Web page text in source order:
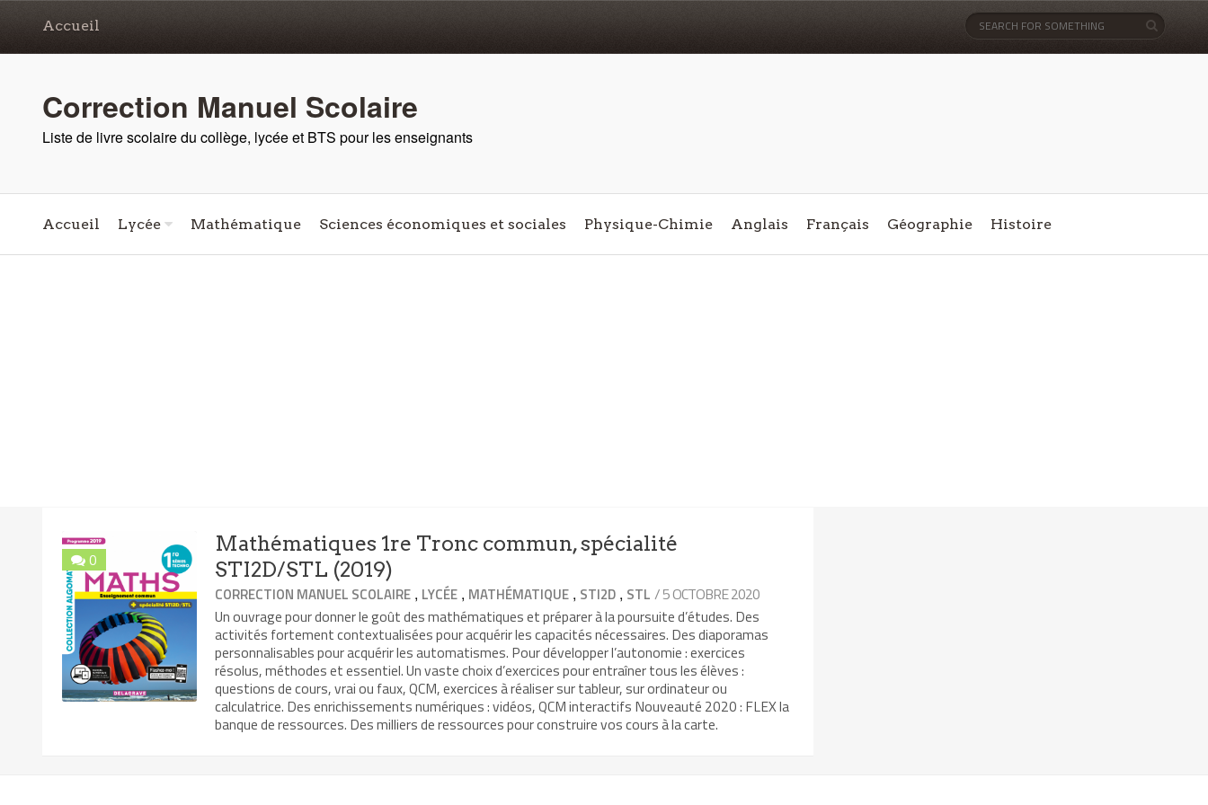
Accueil
Correction Manuel Scolaire
Liste de livre scolaire du collège, lycée et BTS pour les enseignants
Accueil Lycée Mathématique Sciences économiques et sociales Physique-Chimie Anglais Français Géographie Histoire
0
Mathématiques 1re Tronc commun, spécialité
STI2D/STL (2019)
CORRECTION MANUEL SCOLAIRE , LYCÉE , MATHÉMATIQUE , STI2D , STL / 5 OCTOBRE 2020
Un ouvrage pour donner le goût des mathématiques et préparer à la poursuite d’études. Des
activités fortement contextualisées pour acquérir les capacités nécessaires. Des diaporamas
personnalisables pour acquérir les automatismes. Pour développer l’autonomie : exercices
résolus, méthodes et essentiel. Un vaste choix d’exercices pour entraîner tous les élèves :
questions de cours, vrai ou faux, QCM, exercices à réaliser sur tableur, sur ordinateur ou
calculatrice. Des enrichissements numériques : vidéos, QCM interactifs Nouveauté 2020 : FLEX la
banque de ressources. Des milliers de ressources pour construire vos cours à la carte.